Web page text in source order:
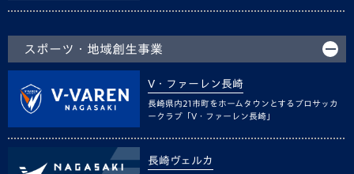
スポーツ・地域創生事業
V・ファーレン長崎
長崎県内21市町をホームタウンとするプロサッカ
ークラブ「V・ファーレン長崎」
長崎ヴェルカ